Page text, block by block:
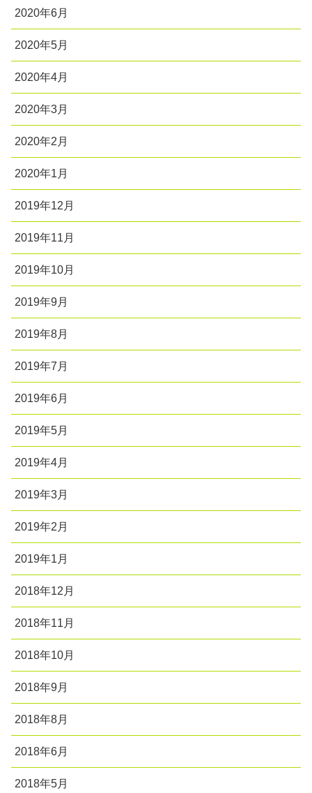
2020年6月
2020年5月
2020年4月
2020年3月
2020年2月
2020年1月
2019年12月
2019年11月
2019年10月
2019年9月
2019年8月
2019年7月
2019年6月
2019年5月
2019年4月
2019年3月
2019年2月
2019年1月
2018年12月
2018年11月
2018年10月
2018年9月
2018年8月
2018年6月
2018年5月